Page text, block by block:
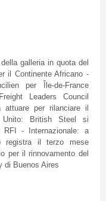
galleria in quota del
il Continente Africano -
per Île-de-France
Leaders Council
per rilanciare il
Unito: British Steel si
RFI - Internazionale: a
registra il terzo mese
per il rinnovamento del
di Buenos Aires